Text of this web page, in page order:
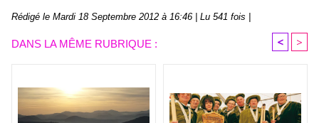
Rédigé le Mardi 18 Septembre 2012 à 16:46 | Lu 541 fois |
DANS LA MÊME RUBRIQUE : < >